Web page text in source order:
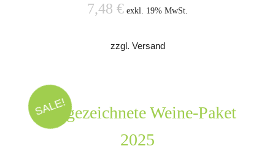
7,48 € exkl. 19% MwSt.
zzgl. Versand
SALE!
Ausgezeichnete Weine-Paket
2025